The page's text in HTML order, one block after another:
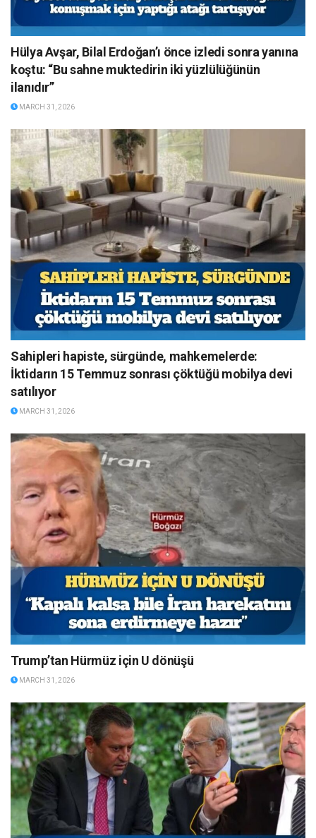
Hülya Avşar, Bilal Erdoğan’ı önce izledi sonra yanına
koştu: “Bu sahne muktedirin iki yüzlülüğünün
ilanıdır”
MARCH 31, 2026
Sahipleri hapiste, sürgünde, mahkemelerde:
İktidarın 15 Temmuz sonrası çöktüğü mobilya devi
satılıyor
MARCH 31, 2026
Trump’tan Hürmüz için U dönüşü
MARCH 31, 2026